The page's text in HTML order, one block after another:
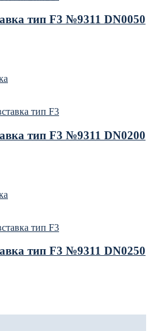
тип F3 №9311 DN0050
тип F3
тип F3 №9311 DN0200
тип F3
тип F3 №9311 DN0250